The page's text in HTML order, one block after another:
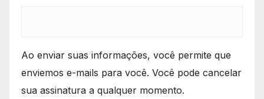
Ao enviar suas informações, você permite que
enviemos e-mails para você. Você pode cancelar
sua assinatura a qualquer momento.